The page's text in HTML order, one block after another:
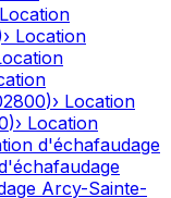
Location
› Location
)› Location
)› Location
d'échafaudage
Arcy-Sainte-